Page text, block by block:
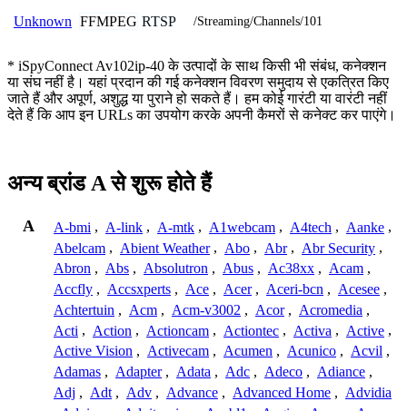
Unknown FFMPEG RTSP /Streaming/Channels/101
* iSpyConnect Av102ip-40 के उत्पादों के साथ किसी भी संबंध, कनेक्शन
या संघ नहीं है। यहां प्रदान की गई कनेक्शन विवरण समुदाय से एकत्रित किए
जाते हैं और अपूर्ण, अशुद्ध या पुराने हो सकते हैं। हम कोई गारंटी या वारंटी नहीं
देते हैं कि आप इन URLs का उपयोग करके अपनी कैमरों से कनेक्ट कर पाएंगे।
अन्य ब्रांड A से शुरू होते हैं
A A-bmi , A-link , A-mtk , A1webcam , A4tech , Aanke ,
Abelcam , Abient Weather , Abo , Abr , Abr Security ,
Abron , Abs , Absolutron , Abus , Ac38xx , Acam ,
Accfly , Accsxperts , Ace , Acer , Aceri-bcn , Acesee ,
Achtertuin , Acm , Acm-v3002 , Acor , Acromedia ,
Acti , Action , Actioncam , Actiontec , Activa , Active ,
Active Vision , Activecam , Acumen , Acunico , Acvil ,
Adamas , Adapter , Adata , Adc , Adeco , Adiance ,
Adj , Adt , Adv , Advance , Advanced Home , Advidia